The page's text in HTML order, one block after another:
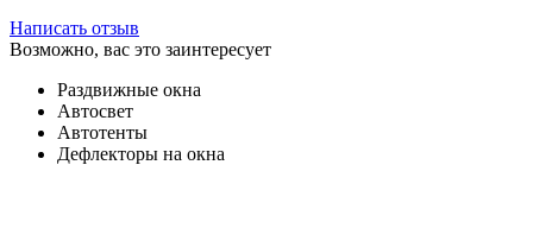
Написать отзыв
Возможно, вас это заинтересует
Раздвижные окна
Автосвет
Автотенты
Дефлекторы на окна